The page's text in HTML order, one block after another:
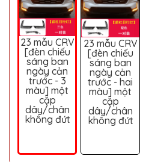
SUZUKI
PORSCHE
LEXUS
MG
AUDI
MINI
COOPER
23 mẫu CRV
[đèn chiếu
sáng ban
ngày cản
trước - 3
màu] một
cặp
dây/chân
không đứt
23 mẫu CRV
[đèn chiếu
sáng ban
ngày cản
trước - hai
màu] một
cặp
dây/chân
không đứt